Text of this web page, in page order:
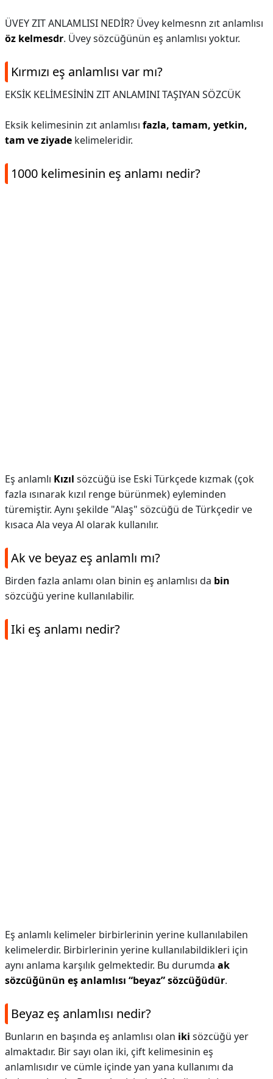
ÜVEY ZIT ANLAMLISI NEDİR? Üvey kelmesnn zıt anlamlısı
öz kelmesdr. Üvey sözcüğünün eş anlamlısı yoktur.
Kırmızı eş anlamlısı var mı?
EKSİK KELİMESİNİN ZIT ANLAMINI TAŞIYAN SÖZCÜK
Eksik kelimesinin zıt anlamlısı fazla, tamam, yetkin,
tam ve ziyade kelimeleridir.
1000 kelimesinin eş anlamı nedir?
Eş anlamlı Kızıl sözcüğü ise Eski Türkçede kızmak (çok
fazla ısınarak kızıl renge bürünmek) eyleminden
türemiştir. Aynı şekilde "Alaş" sözcüğü de Türkçedir ve
kısaca Ala veya Al olarak kullanılır.
Ak ve beyaz eş anlamlı mı?
Birden fazla anlamı olan binin eş anlamlısı da bin
sözcüğü yerine kullanılabilir.
Iki eş anlamı nedir?
Eş anlamlı kelimeler birbirlerinin yerine kullanılabilen
kelimelerdir. Birbirlerinin yerine kullanılabildikleri için
aynı anlama karşılık gelmektedir. Bu durumda ak
sözcüğünün eş anlamlısı “beyaz” sözcüğüdür.
Beyaz eş anlamlısı nedir?
Bunların en başında eş anlamlısı olan iki sözcüğü yer
almaktadır. Bir sayı olan iki, çift kelimesinin eş
anlamlısıdır ve cümle içinde yan yana kullanımı da